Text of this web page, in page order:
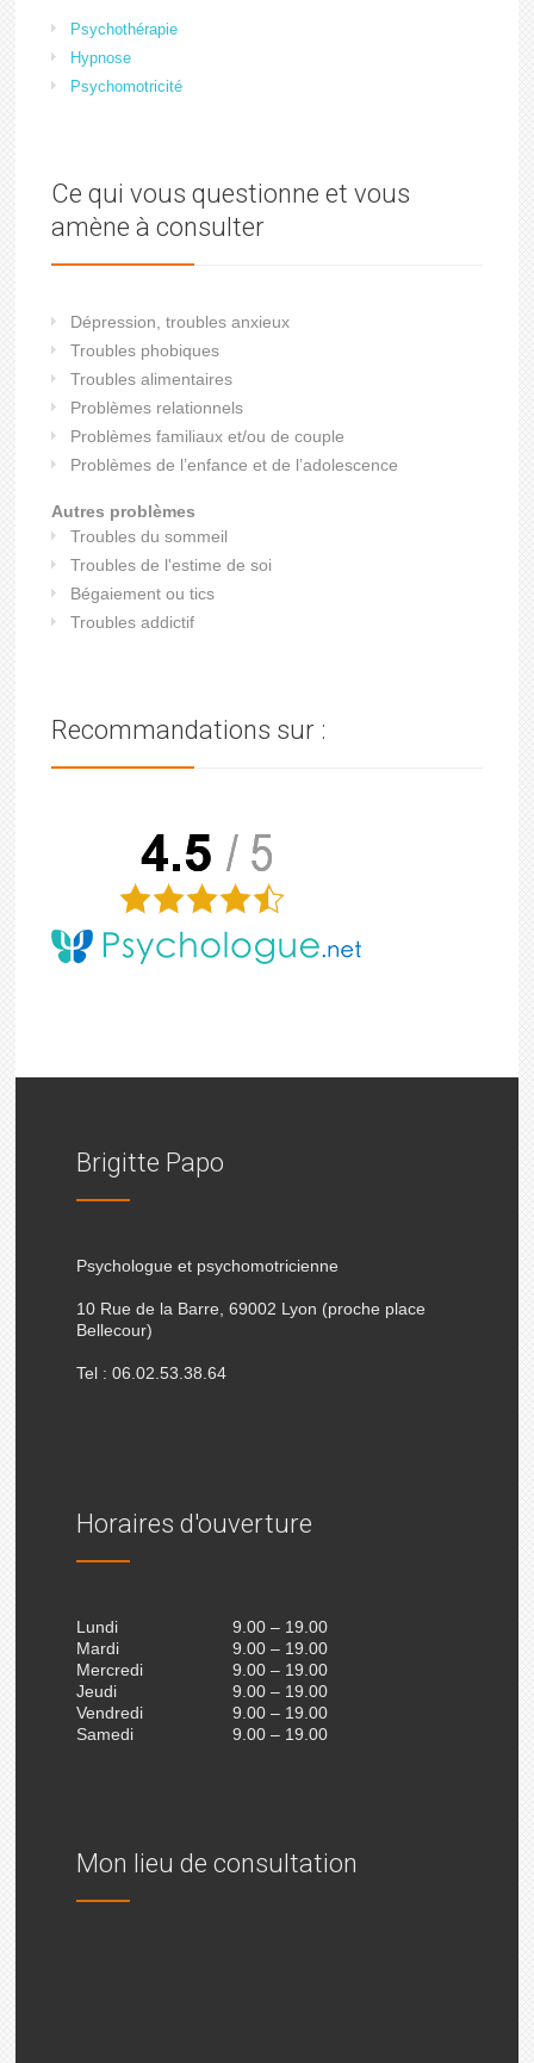
Psychothérapie
Hypnose
Psychomotricité
Ce qui vous questionne et vous
amène à consulter
Dépression, troubles anxieux
Troubles phobiques
Troubles alimentaires
Problèmes relationnels
Problèmes familiaux et/ou de couple
Problèmes de l’enfance et de l’adolescence
Autres problèmes
Troubles du sommeil
Troubles de l'estime de soi
Bégaiement ou tics
Troubles addictif
Recommandations sur :
Brigitte Papo
Psychologue et psychomotricienne
10 Rue de la Barre, 69002 Lyon (proche place
Bellecour)
Tel : 06.02.53.38.64
Horaires d'ouverture
Lundi
9.00 – 19.00
Mardi
9.00 – 19.00
Mercredi
9.00 – 19.00
Jeudi
9.00 – 19.00
Vendredi
9.00 – 19.00
Samedi
9.00 – 19.00
Mon lieu de consultation